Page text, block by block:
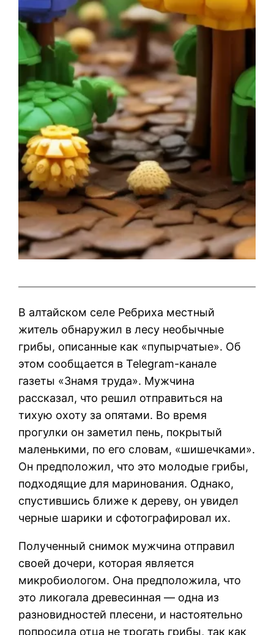
В алтайском селе Ребриха местный
житель обнаружил в лесу необычные
грибы, описанные как «пупырчатые». Об
этом сообщается в Telegram-канале
газеты «Знамя труда». Мужчина
рассказал, что решил отправиться на
тихую охоту за опятами. Во время
прогулки он заметил пень, покрытый
маленькими, по его словам, «шишечками».
Он предположил, что это молодые грибы,
подходящие для маринования. Однако,
спустившись ближе к дереву, он увидел
черные шарики и сфотографировал их.
Полученный снимок мужчина отправил
своей дочери, которая является
микробиологом. Она предположила, что
это ликогала древесинная — одна из
разновидностей плесени, и настоятельно
попросила отца не трогать грибы, так как